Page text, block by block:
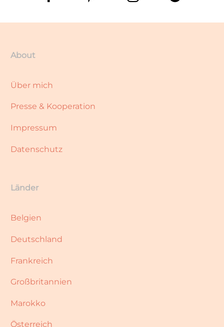
About
Über mich
Presse & Kooperation
Impressum
Datenschutz
Länder
Belgien
Deutschland
Frankreich
Großbritannien
Marokko
Österreich